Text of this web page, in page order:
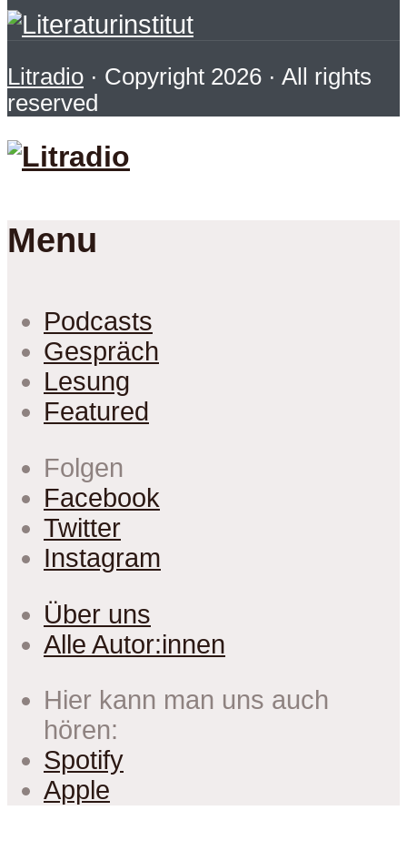
Litradio · Copyright 2026 · All rights
reserved
Menu
Podcasts
Gespräch
Lesung
Featured
Folgen
Facebook
Twitter
Instagram
Über uns
Alle Autor:innen
Hier kann man uns auch
hören:
Spotify
Apple